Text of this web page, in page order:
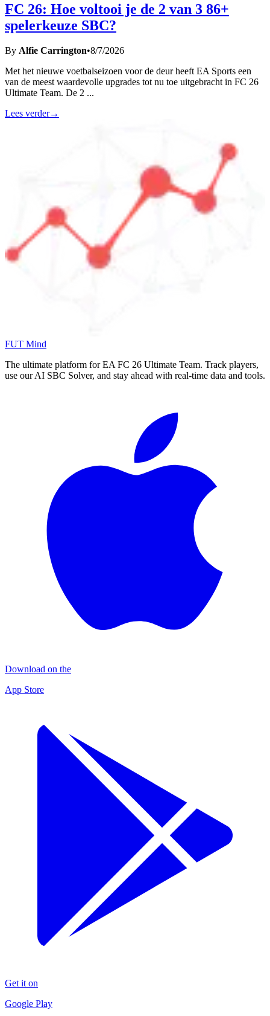
FC 26: Hoe voltooi je de 2 van 3 86+
spelerkeuze SBC?
By Alfie Carrington•8/7/2026
Met het nieuwe voetbalseizoen voor de deur heeft EA Sports een
van de meest waardevolle upgrades tot nu toe uitgebracht in FC 26
Ultimate Team. De 2 ...
Lees verder→
FUT Mind
The ultimate platform for EA FC 26 Ultimate Team. Track players,
use our AI SBC Solver, and stay ahead with real-time data and tools.
Download on the
App Store
Get it on
Google Play